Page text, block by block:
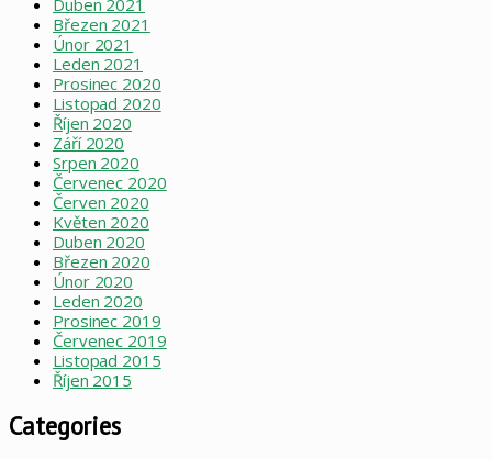
Duben 2021
Březen 2021
Únor 2021
Leden 2021
Prosinec 2020
Listopad 2020
Říjen 2020
Září 2020
Srpen 2020
Červenec 2020
Červen 2020
Květen 2020
Duben 2020
Březen 2020
Únor 2020
Leden 2020
Prosinec 2019
Červenec 2019
Listopad 2015
Říjen 2015
Categories